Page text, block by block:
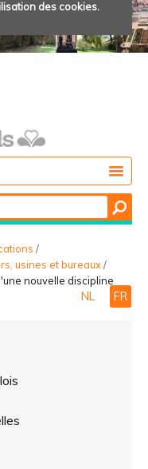
des cookies.
/
usines et bureaux/
nouvelle discipline
NL FR